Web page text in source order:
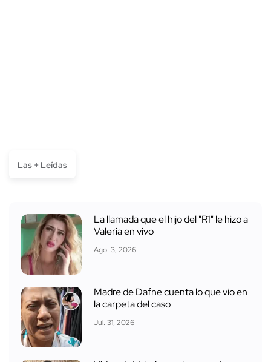
Las + Leídas
La llamada que el hijo del "R1" le hizo a
Valeria en vivo
Ago. 3, 2026
Madre de Dafne cuenta lo que vio en
la carpeta del caso
Jul. 31, 2026